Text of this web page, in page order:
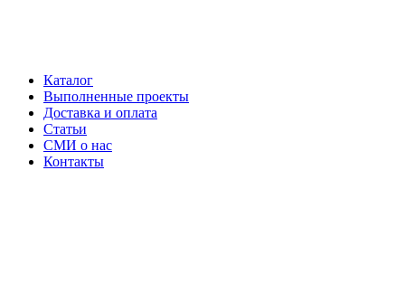
Каталог
Выполненные проекты
Доставка и оплата
Статьи
СМИ о нас
Контакты